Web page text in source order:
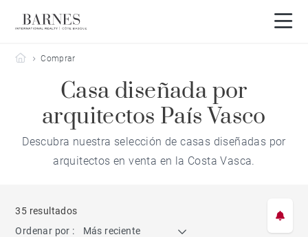
Barnes Côte Basque
Comprar
Casa diseñada por
arquitectos País Vasco
Descubra nuestra selección de casas diseñadas por
arquitectos en venta en la Costa Vasca.
35 resultados
Ordenar por :
Más reciente